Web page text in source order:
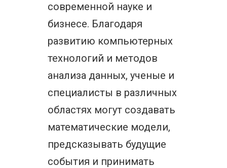
современной науке и
бизнесе. Благодаря
развитию компьютерных
технологий и методов
анализа данных, ученые и
специалисты в различных
областях могут создавать
математические модели,
предсказывать будущие
события и принимать